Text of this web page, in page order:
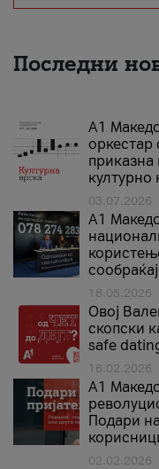
Последни
А1
оркестар
културно
03.07.2026
A1
18.05.2026
Овој
скопски
safe
16.02.2026
А1
Подари
02.02.2026